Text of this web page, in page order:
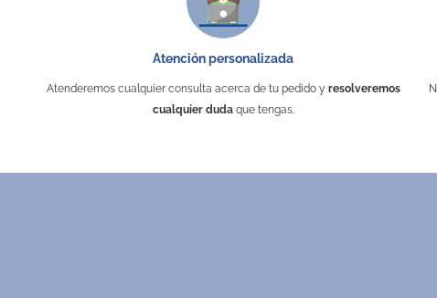
Atención personalizada
Atenderemos cualquier consulta acerca de tu pedido y resolveremos
cualquier dudaque tengas.